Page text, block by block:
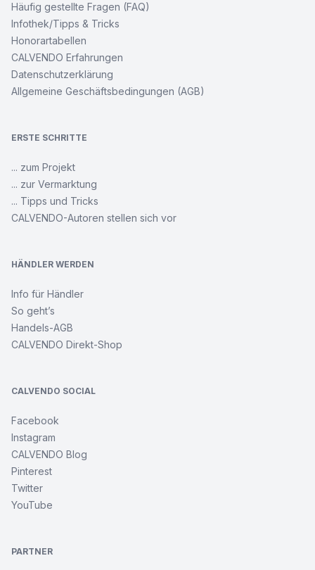
Häufig gestellte Fragen (FAQ)
Infothek/Tipps & Tricks
Honorartabellen
CALVENDO Erfahrungen
Datenschutzerklärung
Allgemeine Geschäftsbedingungen (AGB)
ERSTE SCHRITTE
... zum Projekt
... zur Vermarktung
... Tipps und Tricks
CALVENDO-Autoren stellen sich vor
HÄNDLER WERDEN
Info für Händler
So geht’s
Handels-AGB
CALVENDO Direkt-Shop
CALVENDO SOCIAL
Facebook
Instagram
CALVENDO Blog
Pinterest
Twitter
YouTube
PARTNER